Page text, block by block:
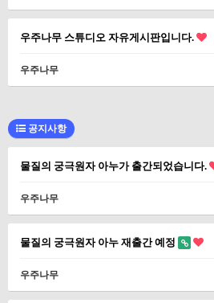
우주나무 스튜디오 자유게시판입니다.
우주나무
공지사항
물질의 궁극원자 아누가 출간되었습니다.
우주나무
물질의 궁극원자 아누 재출간 예정
우주나무